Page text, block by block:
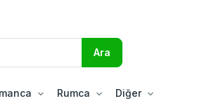
Rumca Diğer